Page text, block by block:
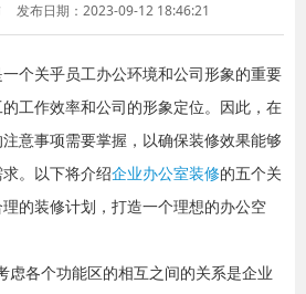
发布日期：2023-09-12 18:46:21
个关乎员工办公环境和公司形象的重要
工作效率和公司的形象定位。因此，在
意事项需要掌握，以确保装修效果能够
。以下将介绍企业办公室装修的五个关
的装修计划，打造一个理想的办公空
虑各个功能区的相互之间的关系是企业